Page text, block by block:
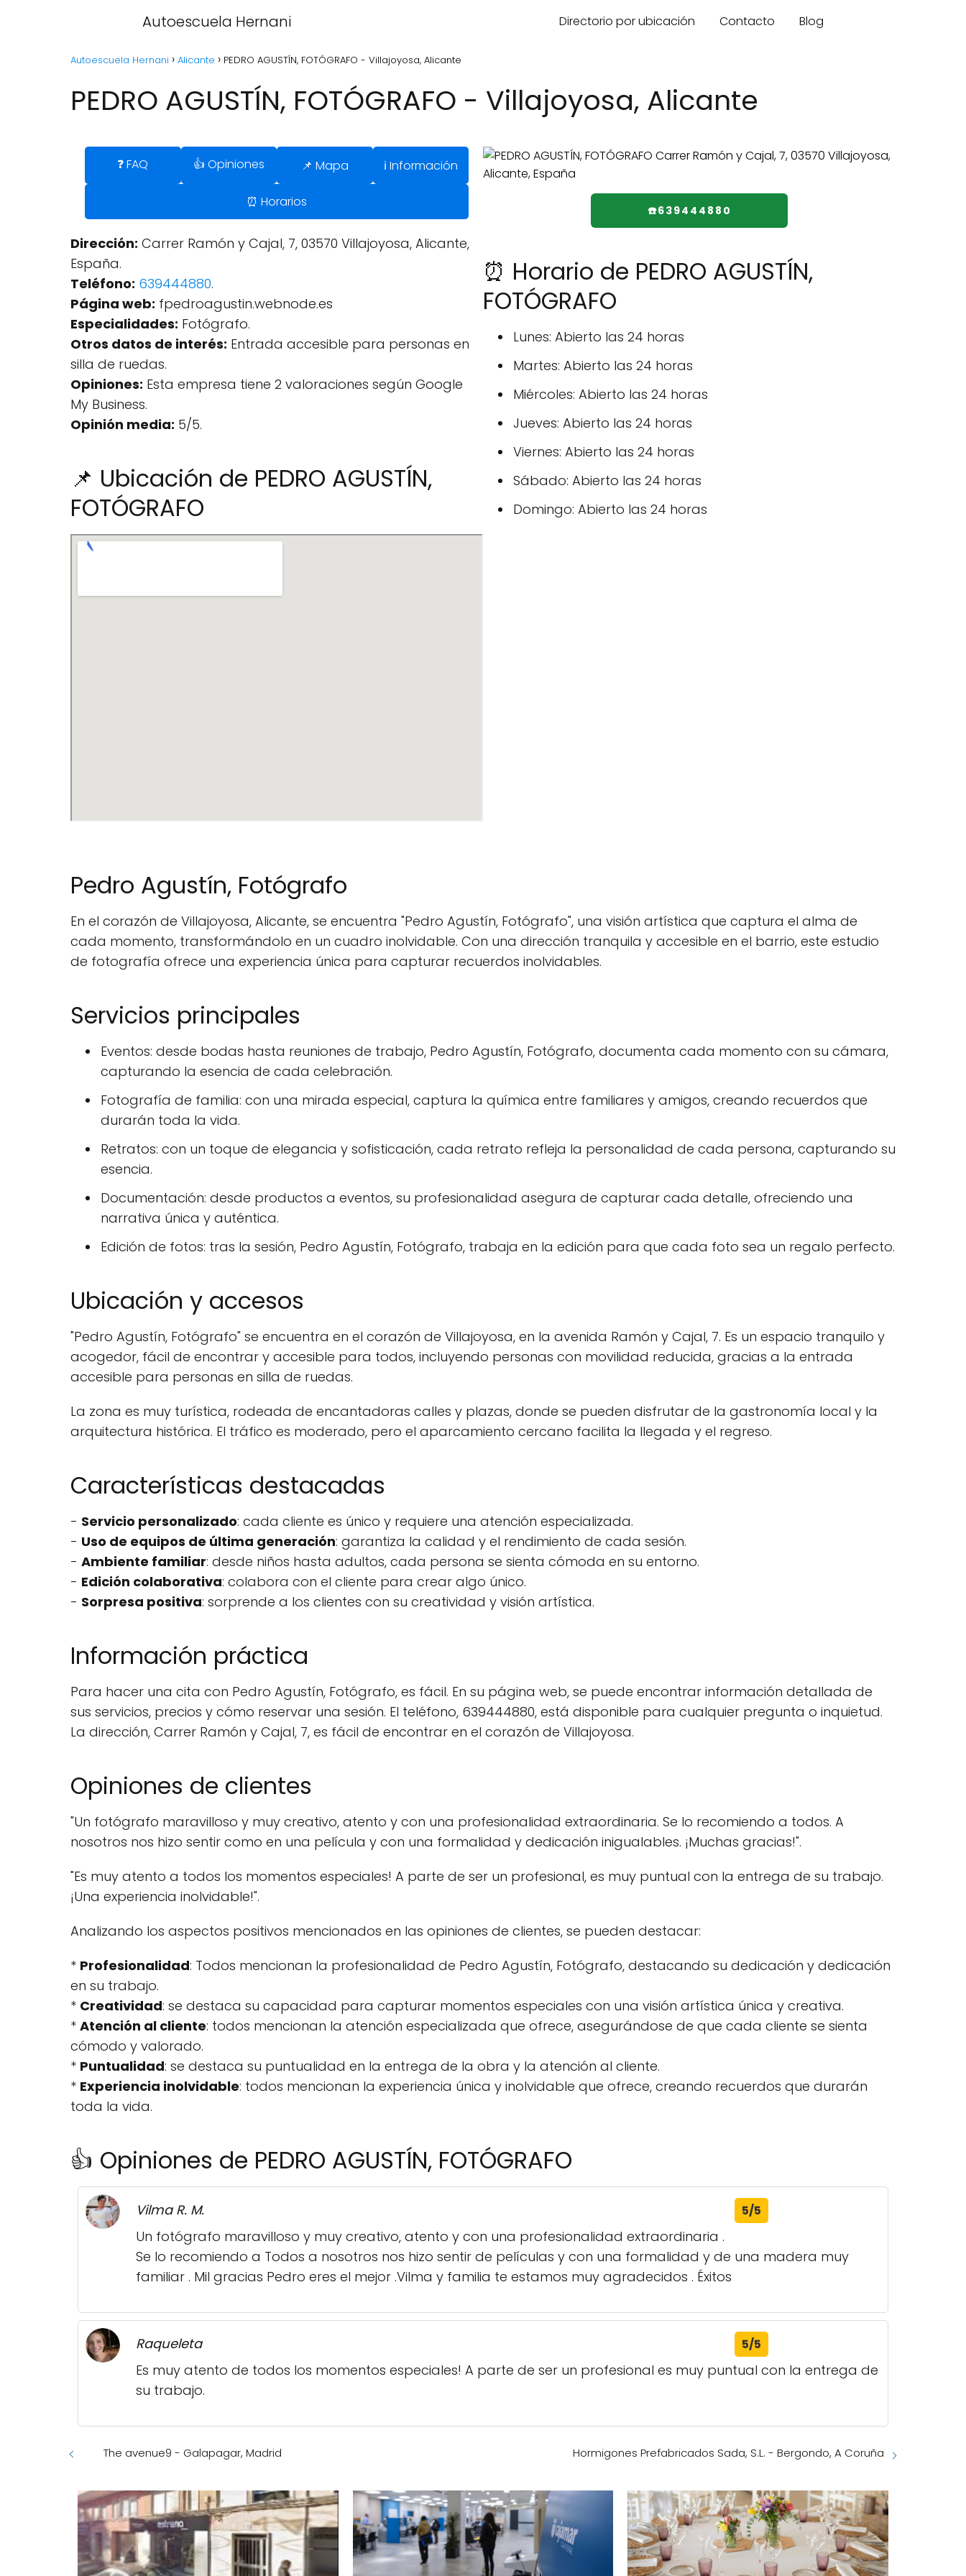
Autoescuela Hernani Directorio por ubicación Contacto Blog
Autoescuela Hernani Alicante PEDRO AGUSTÍN, FOTÓGRAFO - Villajoyosa, Alicante
PEDRO AGUSTÍN, FOTÓGRAFO - Villajoyosa, Alicante
❓ FAQ 👍 Opiniones 📌 Mapa ℹ️ Información
⏰ Horarios
Dirección: Carrer Ramón y Cajal, 7, 03570 Villajoyosa, Alicante,
España.
Teléfono: 639444880.
Página web: fpedroagustin.webnode.es
Especialidades: Fotógrafo.
Otros datos de interés: Entrada accesible para personas en
silla de ruedas.
Opiniones: Esta empresa tiene 2 valoraciones según Google
My Business.
Opinión media: 5/5.
📌 Ubicación de PEDRO AGUSTÍN,
FOTÓGRAFO
☎️639444880
⏰ Horario de PEDRO AGUSTÍN,
FOTÓGRAFO
Lunes: Abierto las 24 horas
Martes: Abierto las 24 horas
Miércoles: Abierto las 24 horas
Jueves: Abierto las 24 horas
Viernes: Abierto las 24 horas
Sábado: Abierto las 24 horas
Domingo: Abierto las 24 horas
Pedro Agustín, Fotógrafo
En el corazón de Villajoyosa, Alicante, se encuentra "Pedro Agustín, Fotógrafo", una visión artística que captura el alma de
cada momento, transformándolo en un cuadro inolvidable. Con una dirección tranquila y accesible en el barrio, este estudio
de fotografía ofrece una experiencia única para capturar recuerdos inolvidables.
Servicios principales
Eventos: desde bodas hasta reuniones de trabajo, Pedro Agustín, Fotógrafo, documenta cada momento con su cámara,
capturando la esencia de cada celebración.
Fotografía de familia: con una mirada especial, captura la química entre familiares y amigos, creando recuerdos que
durarán toda la vida.
Retratos: con un toque de elegancia y sofisticación, cada retrato refleja la personalidad de cada persona, capturando su
esencia.
Documentación: desde productos a eventos, su profesionalidad asegura de capturar cada detalle, ofreciendo una
narrativa única y auténtica.
Edición de fotos: tras la sesión, Pedro Agustín, Fotógrafo, trabaja en la edición para que cada foto sea un regalo perfecto.
Ubicación y accesos
"Pedro Agustín, Fotógrafo" se encuentra en el corazón de Villajoyosa, en la avenida Ramón y Cajal, 7. Es un espacio tranquilo y
acogedor, fácil de encontrar y accesible para todos, incluyendo personas con movilidad reducida, gracias a la entrada
accesible para personas en silla de ruedas.
La zona es muy turística, rodeada de encantadoras calles y plazas, donde se pueden disfrutar de la gastronomía local y la
arquitectura histórica. El tráfico es moderado, pero el aparcamiento cercano facilita la llegada y el regreso.
Características destacadas
- Servicio personalizado: cada cliente es único y requiere una atención especializada.
- Uso de equipos de última generación: garantiza la calidad y el rendimiento de cada sesión.
- Ambiente familiar: desde niños hasta adultos, cada persona se sienta cómoda en su entorno.
- Edición colaborativa: colabora con el cliente para crear algo único.
- Sorpresa positiva: sorprende a los clientes con su creatividad y visión artística.
Información práctica
Para hacer una cita con Pedro Agustín, Fotógrafo, es fácil. En su página web, se puede encontrar información detallada de
sus servicios, precios y cómo reservar una sesión. El teléfono, 639444880, está disponible para cualquier pregunta o inquietud.
La dirección, Carrer Ramón y Cajal, 7, es fácil de encontrar en el corazón de Villajoyosa.
Opiniones de clientes
"Un fotógrafo maravilloso y muy creativo, atento y con una profesionalidad extraordinaria. Se lo recomiendo a todos. A
nosotros nos hizo sentir como en una película y con una formalidad y dedicación inigualables. ¡Muchas gracias!".
"Es muy atento a todos los momentos especiales! A parte de ser un profesional, es muy puntual con la entrega de su trabajo.
¡Una experiencia inolvidable!".
Analizando los aspectos positivos mencionados en las opiniones de clientes, se pueden destacar:
* Profesionalidad: Todos mencionan la profesionalidad de Pedro Agustín, Fotógrafo, destacando su dedicación y dedicación
en su trabajo.
* Creatividad: se destaca su capacidad para capturar momentos especiales con una visión artística única y creativa.
* Atención al cliente: todos mencionan la atención especializada que ofrece, asegurándose de que cada cliente se sienta
cómodo y valorado.
* Puntualidad: se destaca su puntualidad en la entrega de la obra y la atención al cliente.
* Experiencia inolvidable: todos mencionan la experiencia única y inolvidable que ofrece, creando recuerdos que durarán
toda la vida.
👍 Opiniones de PEDRO AGUSTÍN, FOTÓGRAFO
Vilma R. M. 5/5
Un fotógrafo maravilloso y muy creativo, atento y con una profesionalidad extraordinaria .
Se lo recomiendo a Todos a nosotros nos hizo sentir de películas y con una formalidad y de una madera muy
familiar . Mil gracias Pedro eres el mejor .Vilma y familia te estamos muy agradecidos . Éxitos
Raqueleta 5/5
Es muy atento de todos los momentos especiales! A parte de ser un profesional es muy puntual con la entrega de
su trabajo.
The avenue9 - Galapagar, Madrid Hormigones Prefabricados Sada, S.L. - Bergondo, A Coruña